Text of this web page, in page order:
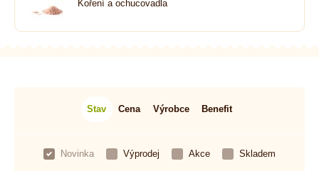
Koření a ochucovadla
Stav Cena Výrobce Benefit
Novinka Výprodej Akce Skladem